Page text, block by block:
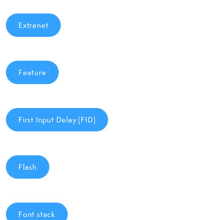
Extranet
Feature
First Input Delay (FID)
Flash
Font stack